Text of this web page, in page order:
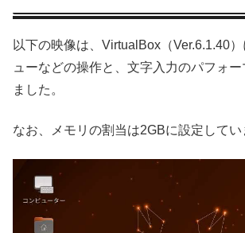
以下の映像は、VirtualBox（Ver.6.1.40
ューなどの操作と、文字入力のパフォ
ました。
なお、メモリの割当は2GBに設定してい